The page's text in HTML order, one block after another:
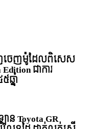
ញចេញម៉ូដែលពិសេស
ជាការ
នាំ
ន Toyota GR